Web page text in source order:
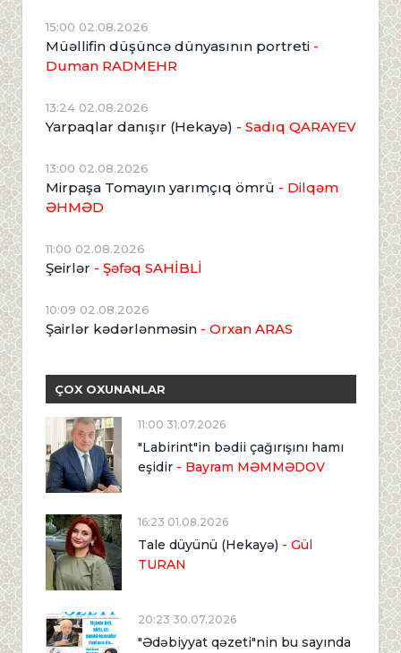
15:00 02.08.2026
Müəllifin düşüncə dünyasının portreti -
Duman RADMEHR
13:24 02.08.2026
Yarpaqlar danışır (Hekayə) - Sadıq QARAYEV
13:00 02.08.2026
Mirpaşa Tomayın yarımçıq ömrü - Dilqəm
ƏHMƏD
11:00 02.08.2026
Şeirlər - Şəfəq SAHİBLİ
10:09 02.08.2026
Şairlər kədərlənməsin - Orxan ARAS
ÇOX OXUNANLAR
11:00 31.07.2026
"Labirint"in bədii çağırışını hamı
eşidir - Bayram MƏMMƏDOV
16:23 01.08.2026
Tale düyünü (Hekayə) - Gül
TURAN
20:23 30.07.2026
"Ədəbiyyat qəzeti"nin bu sayında